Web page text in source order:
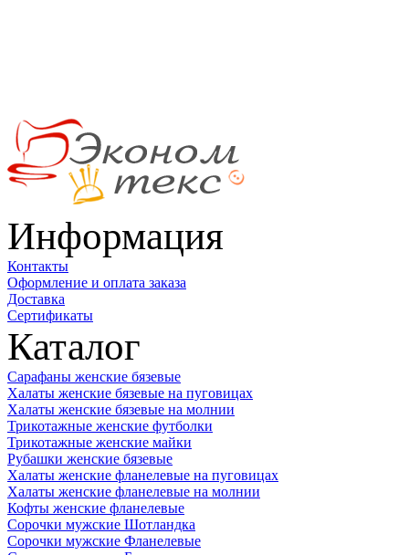
Информация
Контакты
Оформление и оплата заказа
Доставка
Сертификаты
Каталог
Сарафаны женские бязевые
Халаты женские бязевые на пуговицах
Халаты женские бязевые на молнии
Трикотажные женские футболки
Трикотажные женские майки
Рубашки женские бязевые
Халаты женские фланелевые на пуговицах
Халаты женские фланелевые на молнии
Кофты женские фланелевые
Сорочки мужские Шотландка
Сорочки мужские Фланелевые